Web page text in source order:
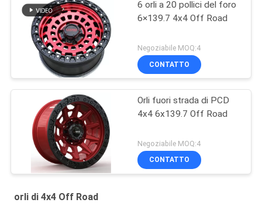
6 orli a 20 pollici del foro
6×139.7 4x4 Off Road
Negoziabile MOQ:4
CONTATTO
Orli fuori strada di PCD
4x4 6x139.7 Off Road
Negoziabile MOQ:4
CONTATTO
orli di 4x4 Off Road